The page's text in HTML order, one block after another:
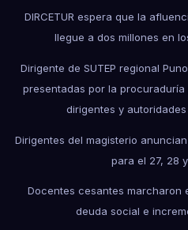
DIRCETUR espera que la
llegue a dos millones en
Dirigente de SUTEP regional
presentadas por la
dirigentes y
Dirigentes del magisterio
para el 27, 28
Docentes cesantes marcharon
deuda social e